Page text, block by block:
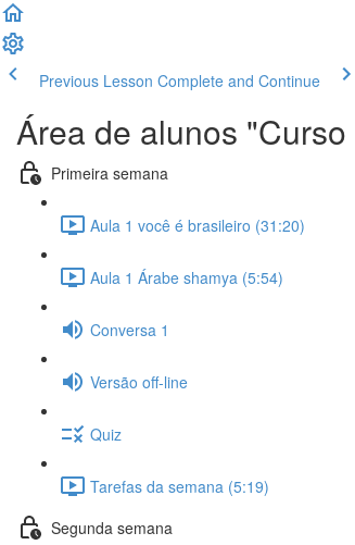
Previous Lesson Complete and Continue
Área de alunos
Primeira semana
Aula 1 você é brasileiro (31:20)
Aula 1 Árabe shamya (5:54)
Conversa 1
Versão off-line
Quiz
Tarefas da semana (5:19)
Segunda semana